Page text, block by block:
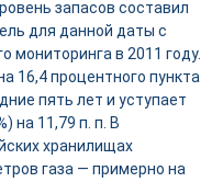
запасов составил
для данной даты с
мониторинга в 2011 году.
16,4 процентного пункта
пять лет и уступает
на 11,79 п. п. В
хранилищах
газа — примерно на